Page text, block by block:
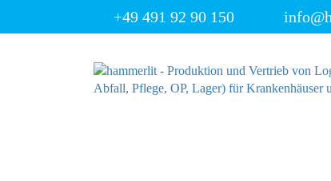
+49 491 92 90 150